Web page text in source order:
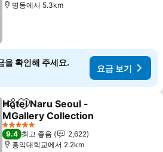
명동에서 5.3km
을 확인해 주세요.
요금 보기
공유 즐겨찾기에 추가
Hotel Naru Seoul -
MGallery Collection
요금 보기
5 성급
9.4 최고 좋음
2,622
홍익대학교에서 2.2km